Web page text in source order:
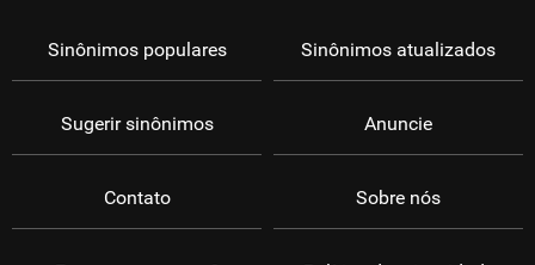
Sinônimos populares
Anuncie
Sugerir sinônimos
Contato
Sinônimos atualizados
Sobre nós